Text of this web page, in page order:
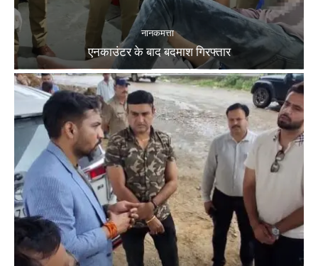
नानकमत्ता
एनकाउंटर के बाद बदमाश गिरफ्तार